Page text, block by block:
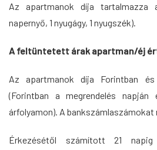
Az apartmanok díja tartalmazza
napernyő, 1 nyugágy, 1 nyugszék).
A feltüntetett árak apartman/éj
Az apartmanok díja Forintban
(Forintban a megrendelés napján
árfolyamon). A bankszámlaszámokat
Érkezésétől számított 21 napig